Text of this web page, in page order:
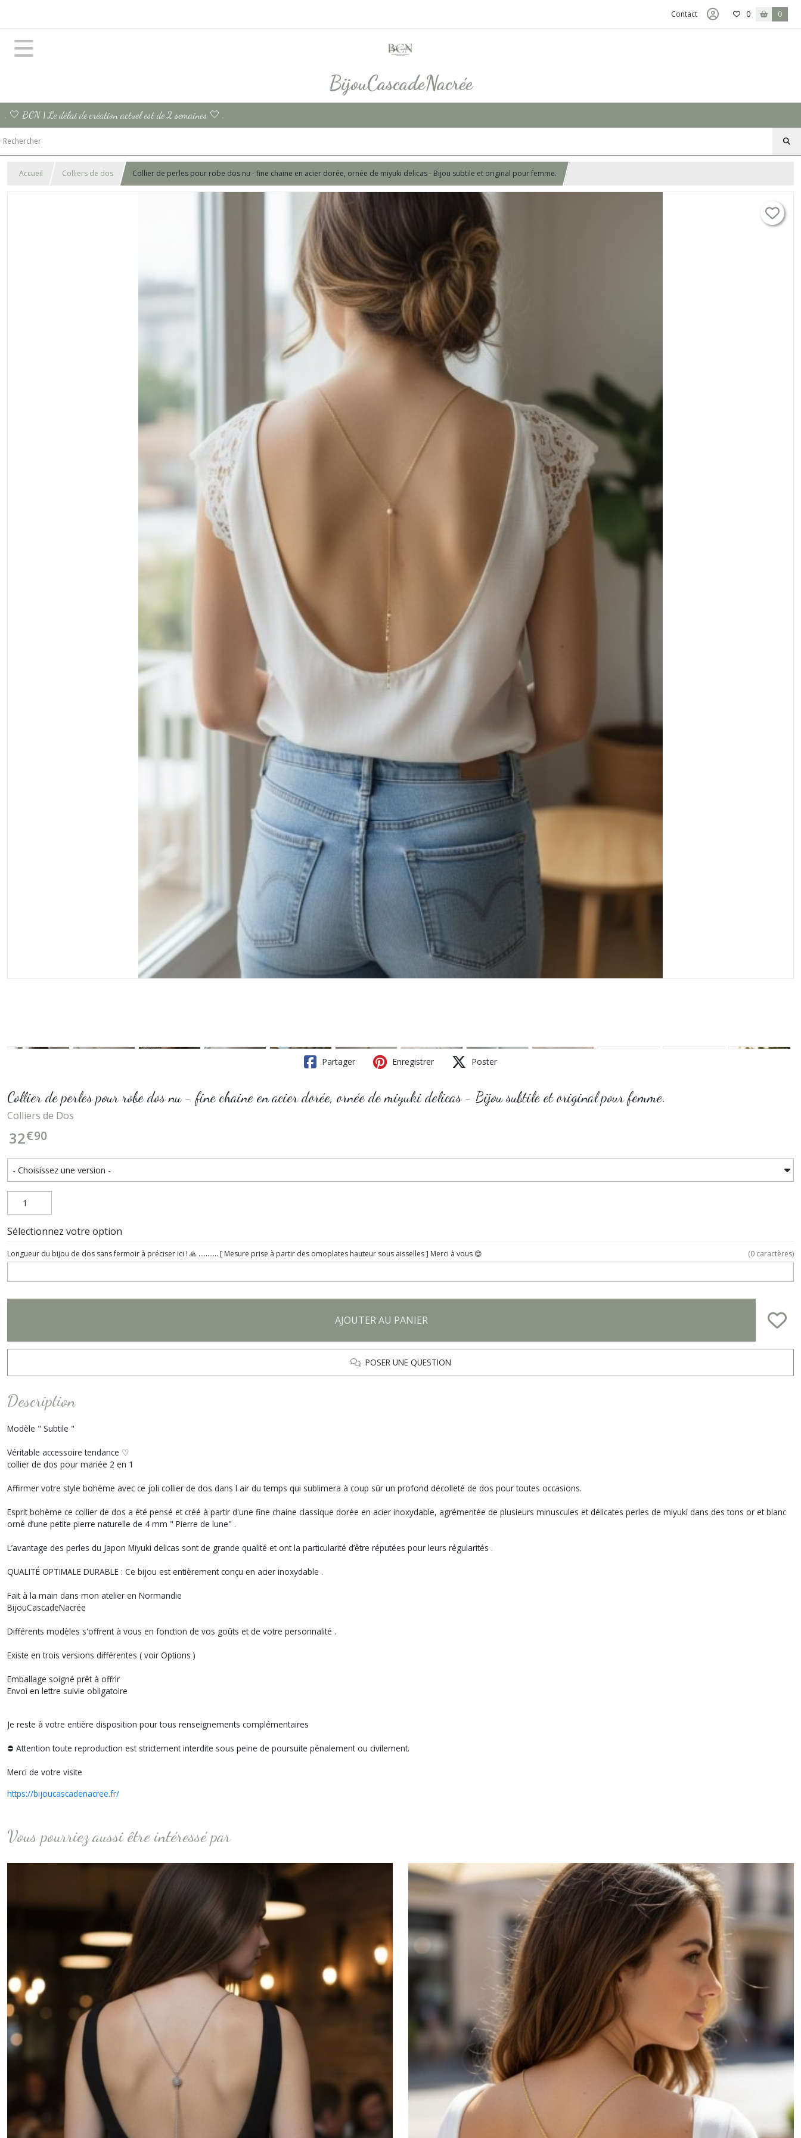
Contact 0 0
BijouCascadeNacrée
. 🤍 BCN | Le délai de création actuel est de 2 semaines 🤍 .
Accueil Colliers de dos Collier de perles pour robe dos nu - fine chaine en acier dorée, ornée de miyuki delicas - Bijou subtile et original pour femme.
Partager Enregistrer Poster
Collier de perles pour robe dos nu - fine chaine en acier dorée, ornée de miyuki delicas - Bijou subtile et original pour femme.
Colliers de Dos
32€90
Sélectionnez votre option
Longueur du bijou de dos sans fermoir à préciser ici ! 🙏 ........... [ Mesure prise à partir des omoplates hauteur sous aisselles ] Merci à vous 😊 (0 caractères)
AJOUTER AU PANIER
POSER UNE QUESTION
Description
Modèle " Subtile "
Véritable accessoire tendance ♡
collier de dos pour mariée 2 en 1
Affirmer votre style bohème avec ce joli collier de dos dans l air du temps qui sublimera à coup sûr un profond décolleté de dos pour toutes occasions.
Esprit bohème ce collier de dos a été pensé et créé à partir d'une fine chaine classique dorée en acier inoxydable, agrémentée de plusieurs minuscules et délicates perles de miyuki dans des tons or et blanc
orné d’une petite pierre naturelle de 4 mm " Pierre de lune" .
L’avantage des perles du Japon Miyuki delicas sont de grande qualité et ont la particularité d’être réputées pour leurs régularités .
QUALITÉ OPTIMALE DURABLE : Ce bijou est entièrement conçu en acier inoxydable .
Fait à la main dans mon atelier en Normandie
BijouCascadeNacrée
Différents modèles s'offrent à vous en fonction de vos goûts et de votre personnalité .
Existe en trois versions différentes ( voir Options )
Emballage soigné prêt à offrir
Envoi en lettre suivie obligatoire
Je reste à votre entière disposition pour tous renseignements complémentaires
⛔️ Attention toute reproduction est strictement interdite sous peine de poursuite pénalement ou civilement.
Merci de votre visite
https://bijoucascadenacree.fr/
Vous pourriez aussi être intéressé par